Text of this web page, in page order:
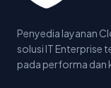
Penyedia layanan
solusi IT Enterprise
pada performa dan